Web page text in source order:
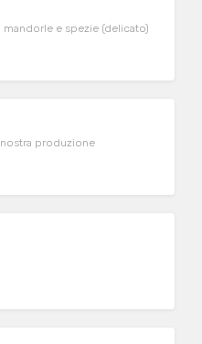
e spezie (delicato)
produzione